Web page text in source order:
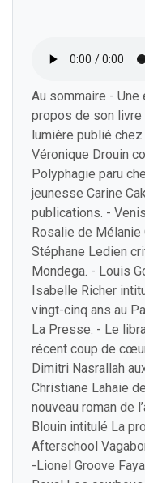
Au sommaire - Une
propos de son
lumière publié
Véronique Drouin
Polyphagie paru
jeunesse Carine
publications. -
Rosalie de
Stéphane Ledien
Mondega. - Louis
Isabelle Richer
vingt-cinq ans au
La Presse. - Le
récent coup de
Dimitri Nasrallah
Christiane Lahaie
nouveau roman de
Blouin intitulé La
Afterschool
-Lionel Groove